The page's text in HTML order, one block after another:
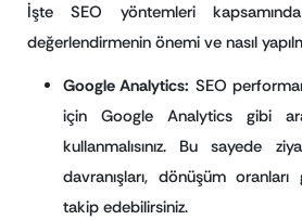
İşte SEO yöntemleri
değerlendirmenin önemi ve nasıl
Google Analytics: SEO
için Google Analytics gibi
kullanmalısınız. Bu sayede
davranışları, dönüşüm
takip edebilirsiniz.